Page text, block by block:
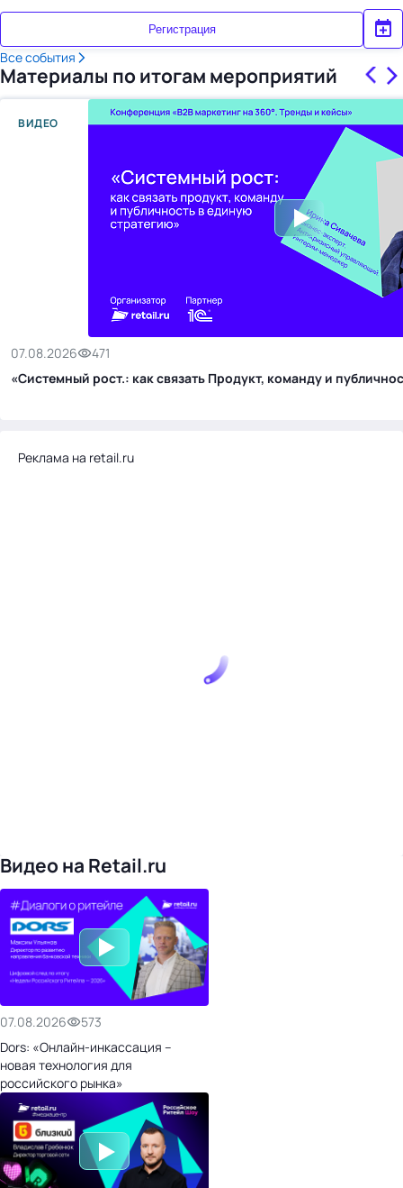
Регистрация
Все события
Материалы по итогам мероприятий
ВИДЕО
07.08.2026
471
«Системный рост.: как связать Продукт, команду и
Реклама на retail.ru
Видео на Retail.ru
07.08.2026
573
Dors: «Онлайн-инкассация –
новая технология для
российского рынка»